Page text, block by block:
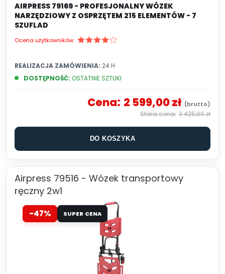
AIRPRESS 79169 - PROFESJONALNY WÓZEK
NARZĘDZIOWY Z OSPRZĘTEM 215 ELEMENTÓW - 7
SZUFLAD
Ocena użytkowników:
DOSTĘPNOŚĆ: OSTATNIE SZTUKI
REALIZACJA ZAMÓWIENIA: 24 H
Cena: 2 599,00 zł
3 425,00 zł
DO KOSZYKA
Airpress 79516 - Wózek transportowy
ręczny 2w1
-47% SUPER CENA